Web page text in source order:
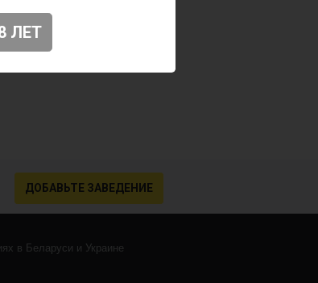
ДОБАВЬТЕ ЗАВЕДЕНИЕ
в Беларуси и Украине
ЛЕТ